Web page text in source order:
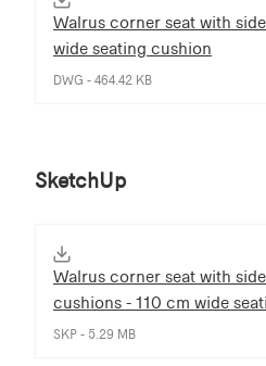
Walrus corner seat with
wide seating cushion
DWG - 464.42 KB
SketchUp
Walrus corner seat with
cushions - 110 cm wide
SKP - 5.29 MB